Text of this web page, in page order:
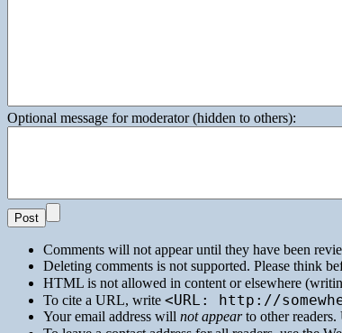
Optional message for moderator (hidden to others):
Comments will not appear until they have been
Deleting comments is not supported. Please think
HTML is not allowed in content or elsewhere
To cite a URL, write <URL: http://
Your email address will not appearto other readers.